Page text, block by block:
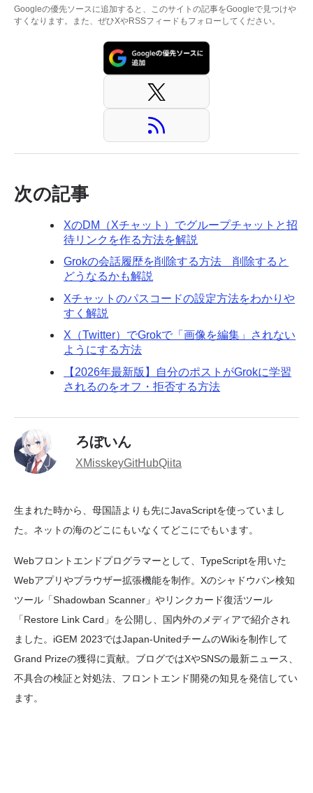
Googleの優先ソースに追加すると、このサイトの記事をGoogleで見つけや
すくなります。また、ぜひXやRSSフィードもフォローしてください。
次の記事
XのDM（Xチャット）でグループチャットと招
待リンクを作る方法を解説
Grokの会話履歴を削除する方法 削除すると
どうなるかも解説
Xチャットのパスコードの設定方法をわかりや
すく解説
X（Twitter）でGrokで「画像を編集」されない
ようにする方法
【2026年最新版】自分のポストがGrokに学習
されるのをオフ・拒否する方法
ろぼいん
XMisskeyGitHubQiita
生まれた時から、母国語よりも先にJavaScriptを使っていまし
た。ネットの海のどこにもいなくてどこにでもいます。
Webフロントエンドプログラマーとして、TypeScriptを用いた
Webアプリやブラウザー拡張機能を制作。Xのシャドウバン検知
ツール「Shadowban Scanner」やリンクカード復活ツール
「Restore Link Card」を公開し、国内外のメディアで紹介され
ました。iGEM 2023ではJapan-UnitedチームのWikiを制作して
Grand Prizeの獲得に貢献。ブログではXやSNSの最新ニュース、
不具合の検証と対処法、フロントエンド開発の知見を発信してい
ます。